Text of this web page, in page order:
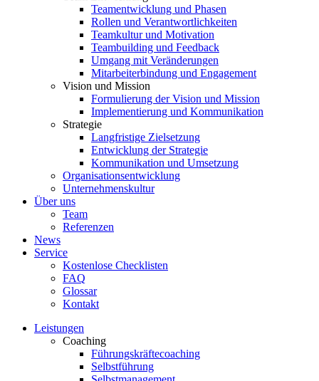
Teamentwicklung und Phasen
Rollen und Verantwortlichkeiten
Teamkultur und Motivation
Teambuilding und Feedback
Umgang mit Veränderungen
Mitarbeiterbindung und Engagement
Vision und Mission
Formulierung der Vision und Mission
Implementierung und Kommunikation
Strategie
Langfristige Zielsetzung
Entwicklung der Strategie
Kommunikation und Umsetzung
Organisationsentwicklung
Unternehmenskultur
Über uns
Team
Referenzen
News
Service
Kostenlose Checklisten
FAQ
Glossar
Kontakt
Leistungen
Coaching
Führungskräftecoaching
Selbstführung